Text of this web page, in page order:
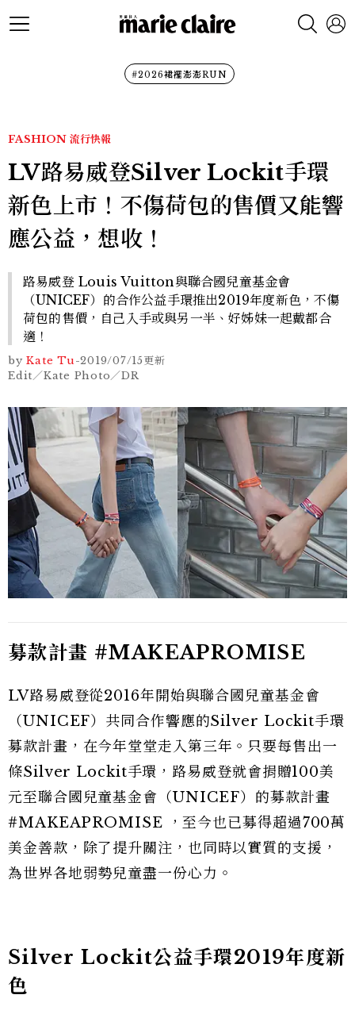
#2026裙襬澎澎RUN
FASHION 流行快報
LV路易威登Silver Lockit手環
新色上市！不傷荷包的售價又能響
應公益，想收！
路易威登 Louis Vuitton與聯合國兒童基金會
（UNICEF）的合作公益手環推出2019年度新色，不傷
荷包的售價，自己入手或與另一半、好姊妹一起戴都合
適！
by Kate Tu-2019/07/15更新
Edit／Kate Photo／DR
募款計畫 #MAKEAPROMISE
LV路易威登從2016年開始與聯合國兒童基金會
（UNICEF）共同合作響應的Silver Lockit手環
募款計畫，在今年堂堂走入第三年。只要每售出一
條Silver Lockit手環，路易威登就會捐贈100美
元至聯合國兒童基金會（UNICEF）的募款計畫
#MAKEAPROMISE ，至今也已募得超過700萬
美金善款，除了提升關注，也同時以實質的支援，
為世界各地弱勢兒童盡一份心力。
Silver Lockit公益手環2019年度新
色